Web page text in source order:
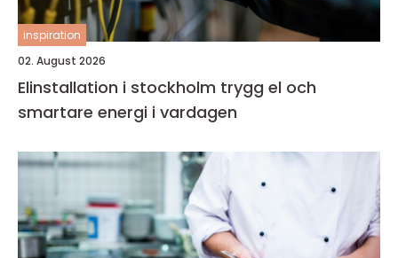
inspiration
02. August 2026
Elinstallation i stockholm trygg el och
smartare energi i vardagen